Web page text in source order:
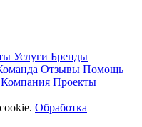
Услуги Бренды
Отзывы Помощь
Компания Проекты
Обработка